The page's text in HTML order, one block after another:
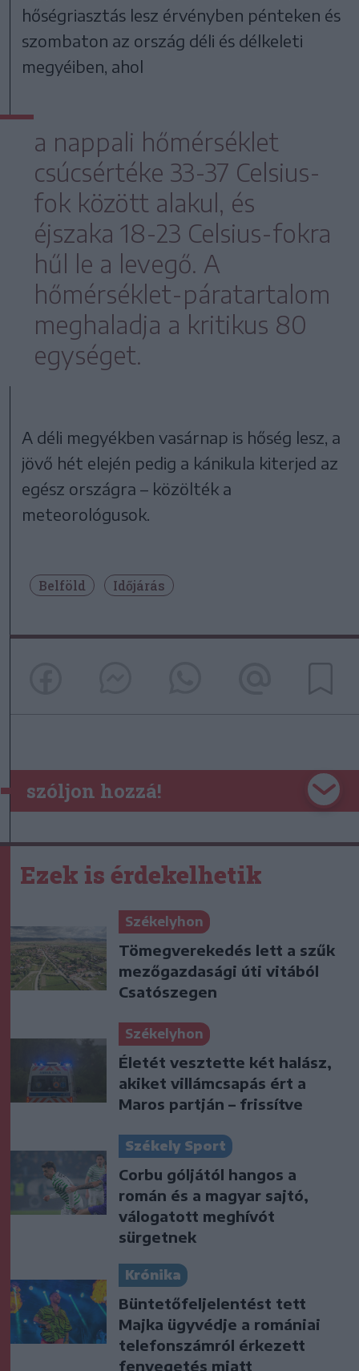
hőségriasztás lesz érvényben pénteken és
szombaton az ország déli és délkeleti
megyéiben, ahol
a nappali hőmérséklet
csúcsértéke 33-37 Celsius-
fok között alakul, és
éjszaka 18-23 Celsius-fokra
hűl le a levegő. A
hőmérséklet-páratartalom
meghaladja a kritikus 80
egységet.
A déli megyékben vasárnap is hőség lesz, a
jövő hét elején pedig a kánikula kiterjed az
egész országra – közölték a
meteorológusok.
Belföld Időjárás
szóljon hozzá!
Ezek is érdekelhetik
Székelyhon
Tömegverekedés lett a szűk
mezőgazdasági úti vitából
Csatószegen
Székelyhon
Életét vesztette két halász,
akiket villámcsapás ért a
Maros partján – frissítve
Székely Sport
Corbu góljától hangos a
román és a magyar sajtó,
válogatott meghívót
sürgetnek
Krónika
Büntetőfeljelentést tett
Majka ügyvédje a romániai
telefonszámról érkezett
fenyegetés miatt